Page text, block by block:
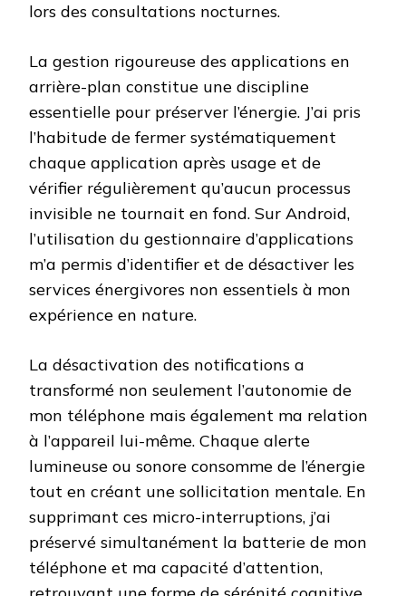
lors des consultations nocturnes.
La gestion rigoureuse des applications en
arrière-plan constitue une discipline
essentielle pour préserver l’énergie. J’ai pris
l’habitude de fermer systématiquement
chaque application après usage et de
vérifier régulièrement qu’aucun processus
invisible ne tournait en fond. Sur Android,
l’utilisation du gestionnaire d’applications
m’a permis d’identifier et de désactiver les
services énergivores non essentiels à mon
expérience en nature.
La désactivation des notifications a
transformé non seulement l’autonomie de
mon téléphone mais également ma relation
à l’appareil lui-même. Chaque alerte
lumineuse ou sonore consomme de l’énergie
tout en créant une sollicitation mentale. En
supprimant ces micro-interruptions, j’ai
préservé simultanément la batterie de mon
téléphone et ma capacité d’attention,